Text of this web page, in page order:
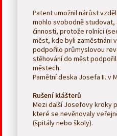
Patent umožnil nárůst
mohlo svobodně
činnosti, protože rolníci
měst, kde byli zaměstnáni
podpořilo průmyslovou
stěhování do měst
městech.
Pamětní deska Josefa II. v
Rušení klášterů
Mezi další Josefovy kroky
které se nevěnovaly
(špitály nebo školy).